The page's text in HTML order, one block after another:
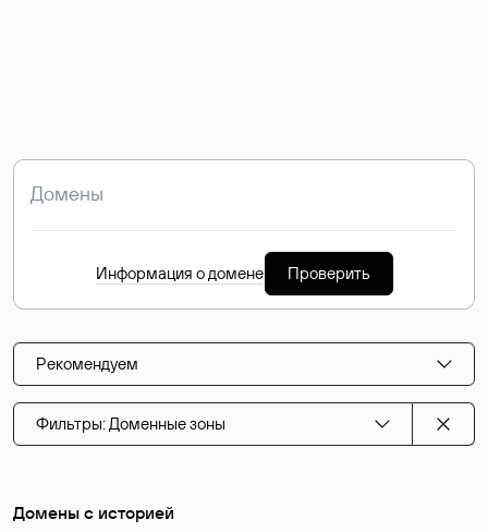
Информация о домене Проверить
Рекомендуем
Фильтры: Доменные зоны
Домены с историей